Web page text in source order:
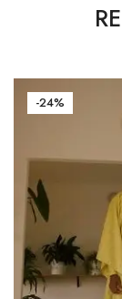
-24%